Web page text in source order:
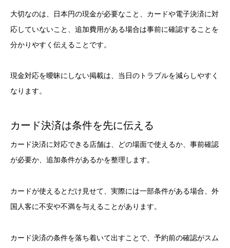
大切なのは、日本円の現金が必要なこと、カードや電子決済に対
応していないこと、追加費用がある場合は事前に確認することを
分かりやすく伝えることです。
現金対応を曖昧にしない掲載は、当日のトラブルを減らしやすく
なります。
カード決済は条件を先に伝える
カード決済に対応できる店舗は、どの場面で使えるか、事前確認
が必要か、追加条件があるかを整理します。
カードが使えるとだけ見せて、実際には一部条件がある場合、外
国人客に不安や不満を与えることがあります。
カード決済の条件を落ち着いて出すことで、予約前の確認がスム